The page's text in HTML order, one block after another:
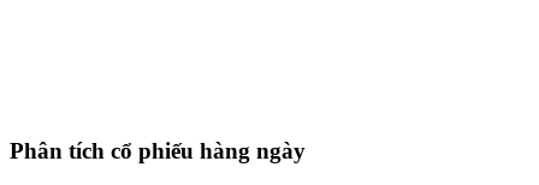
Phân tích cổ phiếu hàng ngày